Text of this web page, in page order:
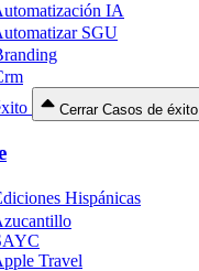
IA
SGU
Cerrar Casos de éxito
Hispánicas
Travel